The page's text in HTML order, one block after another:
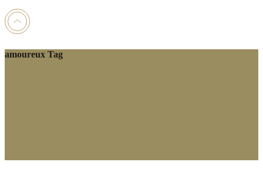
amoureux Tag